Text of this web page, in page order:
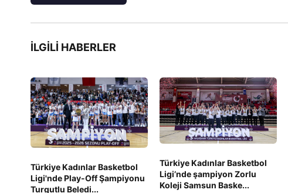
İLGILI HABERLER
Türkiye Kadınlar Basketbol
Ligi'nde Play-Off Şampiyonu
Turgutlu Beledi...
Türkiye Kadınlar Basketbol
Ligi’nde şampiyon Zorlu
Koleji Samsun Baske...